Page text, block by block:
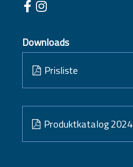
Downloads
Prisliste
Produktkatalog 2024